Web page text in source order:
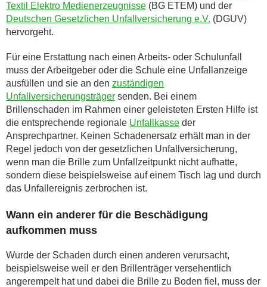
Textil Elektro Medienerzeugnisse (BG ETEM) und der
Deutschen Gesetzlichen Unfallversicherung e.V. (DGUV)
hervorgeht.
Für eine Erstattung nach einen Arbeits- oder Schulunfall
muss der Arbeitgeber oder die Schule eine Unfallanzeige
ausfüllen und sie an den zuständigen
Unfallversicherungsträger senden. Bei einem
Brillenschaden im Rahmen einer geleisteten Ersten Hilfe ist
die entsprechende regionale Unfallkasse der
Ansprechpartner. Keinen Schadenersatz erhält man in der
Regel jedoch von der gesetzlichen Unfallversicherung,
wenn man die Brille zum Unfallzeitpunkt nicht aufhatte,
sondern diese beispielsweise auf einem Tisch lag und durch
das Unfallereignis zerbrochen ist.
Wann ein anderer für die Beschädigung
aufkommen muss
Wurde der Schaden durch einen anderen verursacht,
beispielsweise weil er den Brillenträger versehentlich
angerempelt hat und dabei die Brille zu Boden fiel, muss der